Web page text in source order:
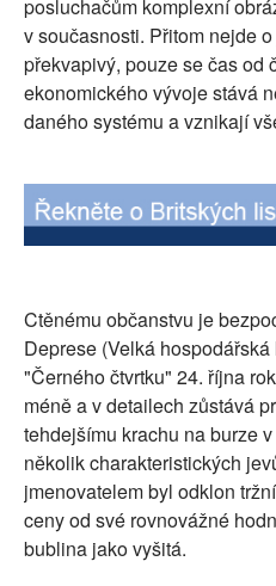
posluchačům komplexní
v současnosti. Přitom nejde
překvapivý, pouze se čas od
ekonomického vývoje stává
daného systému a vznikají
Ctěnému občanstvu je
Deprese (Velká
"Černého čtvrtku" 24. října
méně a v detailech zůstává
tehdejšímu krachu na burze
několik charakteristických
jmenovatelem byl odklon
ceny od své rovnovážné
bublina jako vyšitá.